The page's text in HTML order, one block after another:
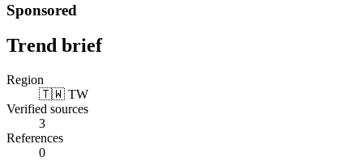
Sponsored
Trend brief
Region
🇹🇼 TW
Verified sources
3
References
0